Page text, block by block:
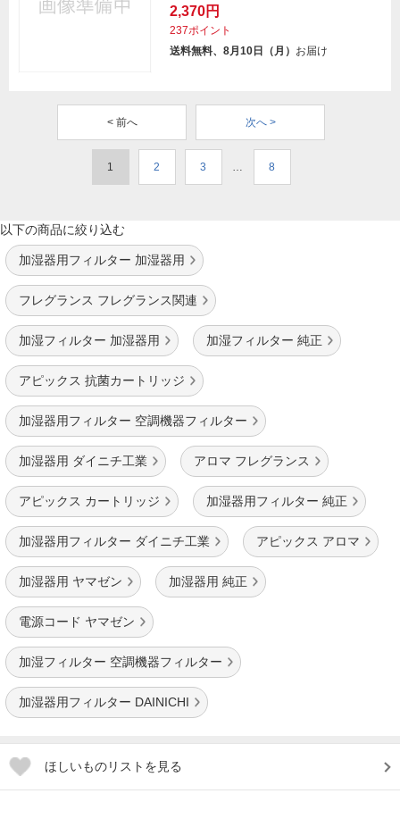
2,370円
237ポイント
送料無料、8月10日（月） お届け
< 前へ 次へ >
1 2 3 8
以下の商品に絞り込む
加湿器用フィルター 加湿器用
フレグランス フレグランス関連
加湿フィルター 加湿器用 加湿フィルター 純正
アピックス 抗菌カートリッジ
加湿器用フィルター 空調機器フィルター
加湿器用 ダイニチ工業 アロマ フレグランス
アピックス カートリッジ 加湿器用フィルター 純正
加湿器用フィルター ダイニチ工業 アピックス アロマ
加湿器用 ヤマゼン 加湿器用 純正
電源コード ヤマゼン
加湿フィルター 空調機器フィルター
加湿器用フィルター DAINICHI
ほしいものリストを見る